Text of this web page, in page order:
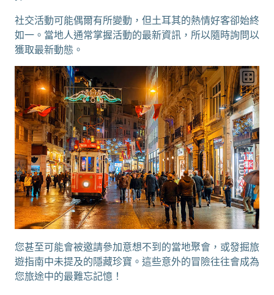
社交活動可能偶爾有所變動，但土耳其的熱情好客卻始終
如一。當地人通常掌握活動的最新資訊，所以隨時詢問以
獲取最新動態。
您甚至可能會被邀請參加意想不到的當地聚會，或發掘旅
遊指南中未提及的隱藏珍寶。這些意外的冒險往往會成為
您旅途中的最難忘記憶！